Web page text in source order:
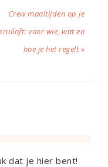
Crew maaltijden op je
voor wie, wat en
hoe je het regelt »
dat je hier bent!